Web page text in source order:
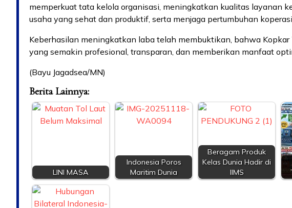
memperkuat tata kelola organisasi, meningkatkan kualitas layanan
usaha yang sehat dan produktif, serta menjaga pertumbuhan
Keberhasilan meningkatkan laba telah membuktikan, bahwa Kopkar
yang semakin profesional, transparan, dan memberikan manfaat
(Bayu Jagadsea/MN)
Berita Lainnya:
LINI MASA
Indonesia Poros
Maritim Dunia
Beragam Produk
Kelas Dunia Hadir di
IIMS